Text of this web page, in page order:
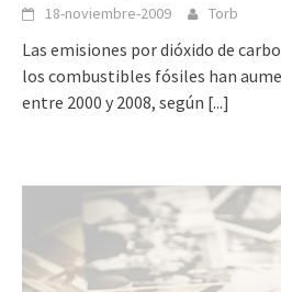
18-noviembre-2009 Torb
Las emisiones por dióxido de
los combustibles fósiles han
entre 2000 y 2008, según [...]